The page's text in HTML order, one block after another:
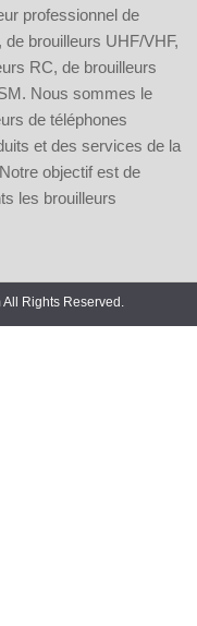
professionnel de
brouilleurs UHF/VHF,
RC, de brouilleurs
Nous sommes le
de téléphones
et des services de la
objectif est de
les brouilleurs
Rights Reserved.